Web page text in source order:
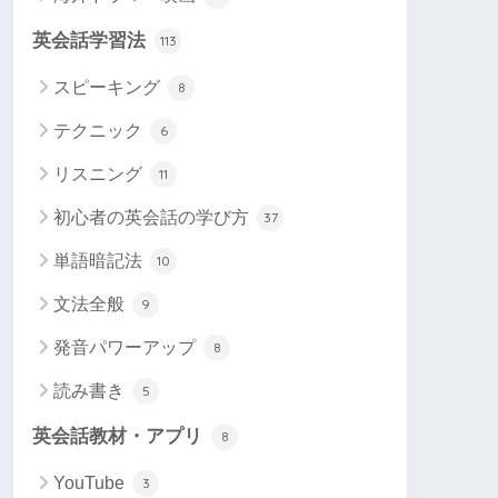
英会話学習法 113
スピーキング 8
テクニック 6
リスニング 11
初心者の英会話の学び方 37
単語暗記法 10
文法全般 9
発音パワーアップ 8
読み書き 5
英会話教材・アプリ 8
YouTube 3